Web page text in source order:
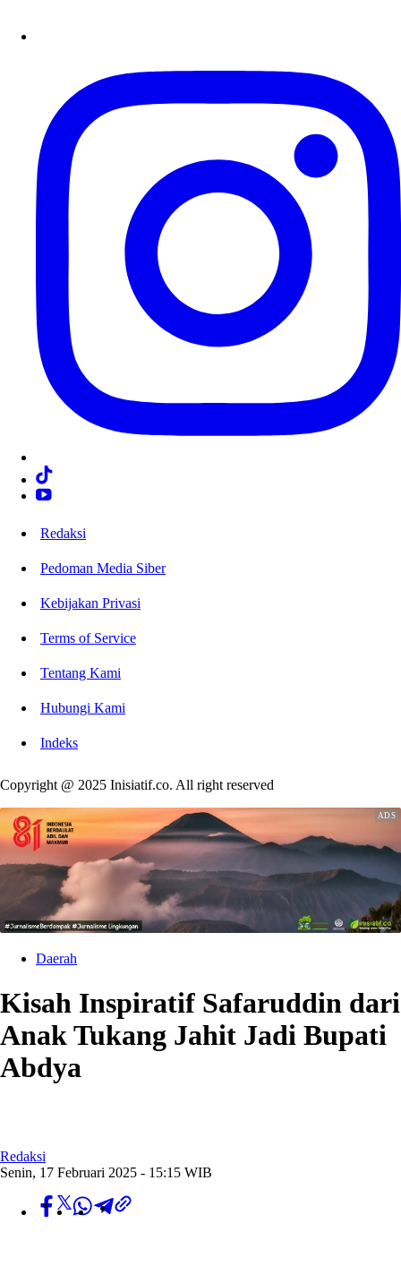
Redaksi
Pedoman Media Siber
Kebijakan Privasi
Terms of Service
Tentang Kami
Hubungi Kami
Indeks
Copyright @ 2025 Inisiatif.co. All right reserved
Daerah
Kisah Inspiratif Safaruddin dari
Anak Tukang Jahit Jadi Bupati
Abdya
Redaksi
Senin, 17 Februari 2025 - 15:15 WIB